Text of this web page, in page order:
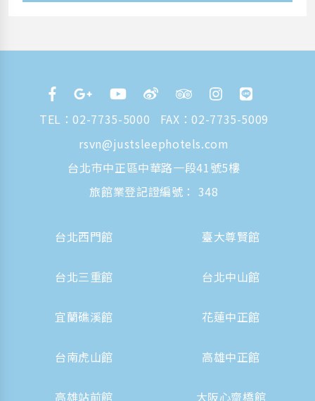
TEL：02-7735-5000
FAX：02-7735-5009
rsvn@justsleephotels.com
台北市中正區中華路一段41號5樓
旅館業登記證編號： 348
台北西門館 臺大尊賢館
台北三重館 台北中山館
宜蘭礁溪館 花蓮中正館
台南虎山館 高雄中正館
高雄站前館 大阪心齋橋館